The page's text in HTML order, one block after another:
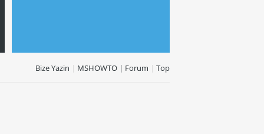
Bize Yazin | MSHOWTO | Forum | Top